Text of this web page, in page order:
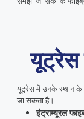
यूट्रेस
यूट्रेस में उनके स्थान
जा सकता है।
इंट्राम्यूरल